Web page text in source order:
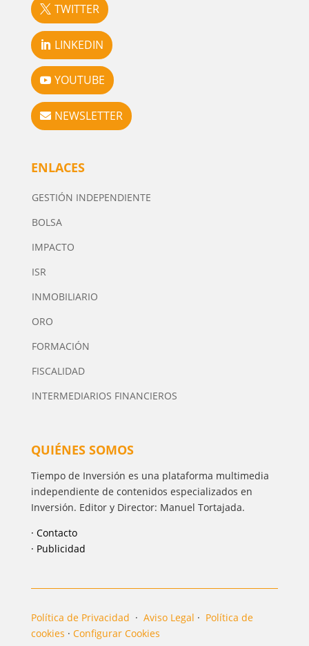
TWITTER
LINKEDIN
YOUTUBE
NEWSLETTER
ENLACES
GESTIÓN INDEPENDIENTE
BOLSA
IMPACTO
ISR
INMOBILIARIO
ORO
FORMACIÓN
FISCALIDAD
INTERMEDIARIOS FINANCIEROS
QUIÉNES SOMOS
Tiempo de Inversión es una plataforma multimedia
independiente de contenidos especializados en
Inversión. Editor y Director: Manuel Tortajada.
· Contacto
· Publicidad
Política de Privacidad · Aviso Legal · Política de
cookies · Configurar Cookies